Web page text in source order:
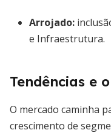
Arrojado:
e Infraestrutura.
Tendências e
O mercado caminha
crescimento de